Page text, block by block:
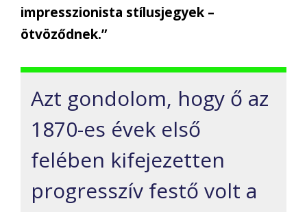
impresszionista stílusjegyek –
ötvöződnek.”
Azt gondolom, hogy ő az
1870-es évek első
felében kifejezetten
progresszív festő volt a